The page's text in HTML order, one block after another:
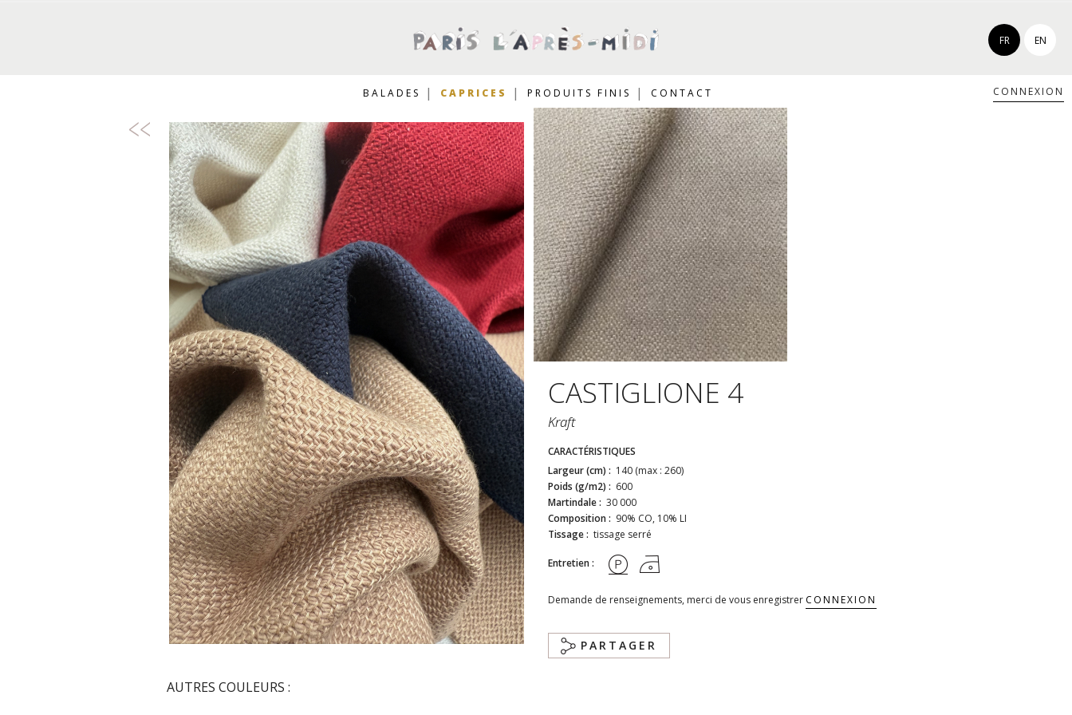
FR EN
CONNEXION
BALADES CAPRICES PRODUITS FINIS CONTACT
CASTIGLIONE 4
Kraft
CARACTÉRISTIQUES
Largeur (cm) : 140 (max : 260)
Poids (g/m2) : 600
Martindale : 30 000
Composition : 90% CO, 10% LI
Tissage : tissage serré
Entretien :
Demande de renseignements, merci de vous enregistrer CONNEXION
PARTAGER
AUTRES COULEURS :